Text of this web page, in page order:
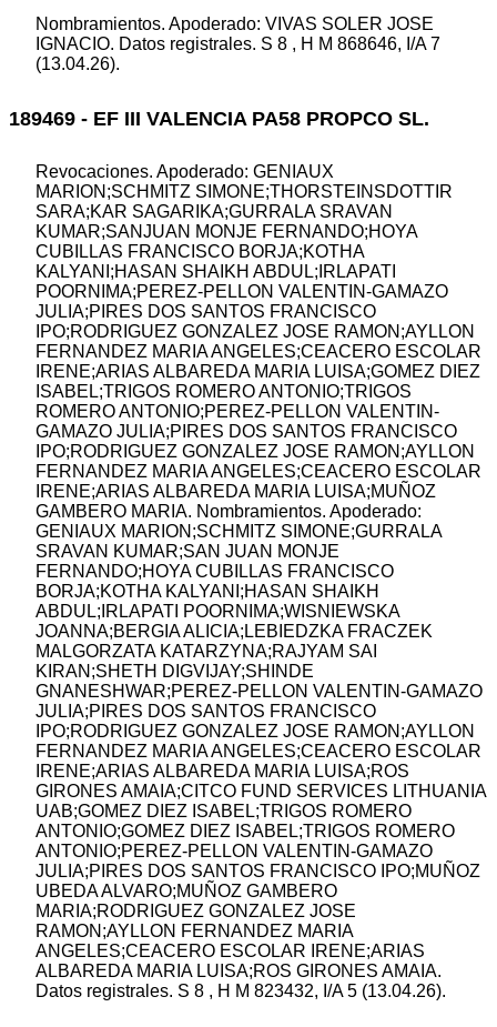
Nombramientos. Apoderado: VIVAS SOLER JOSE
IGNACIO. Datos registrales. S 8 , H M 868646, I/A 7
(13.04.26).
189469 - EF III VALENCIA PA58 PROPCO SL.
Revocaciones. Apoderado: GENIAUX
MARION;SCHMITZ SIMONE;THORSTEINSDOTTIR
SARA;KAR SAGARIKA;GURRALA SRAVAN
KUMAR;SANJUAN MONJE FERNANDO;HOYA
CUBILLAS FRANCISCO BORJA;KOTHA
KALYANI;HASAN SHAIKH ABDUL;IRLAPATI
POORNIMA;PEREZ-PELLON VALENTIN-GAMAZO
JULIA;PIRES DOS SANTOS FRANCISCO
IPO;RODRIGUEZ GONZALEZ JOSE RAMON;AYLLON
FERNANDEZ MARIA ANGELES;CEACERO ESCOLAR
IRENE;ARIAS ALBAREDA MARIA LUISA;GOMEZ DIEZ
ISABEL;TRIGOS ROMERO ANTONIO;TRIGOS
ROMERO ANTONIO;PEREZ-PELLON VALENTIN-
GAMAZO JULIA;PIRES DOS SANTOS FRANCISCO
IPO;RODRIGUEZ GONZALEZ JOSE RAMON;AYLLON
FERNANDEZ MARIA ANGELES;CEACERO ESCOLAR
IRENE;ARIAS ALBAREDA MARIA LUISA;MUÑOZ
GAMBERO MARIA. Nombramientos. Apoderado:
GENIAUX MARION;SCHMITZ SIMONE;GURRALA
SRAVAN KUMAR;SAN JUAN MONJE
FERNANDO;HOYA CUBILLAS FRANCISCO
BORJA;KOTHA KALYANI;HASAN SHAIKH
ABDUL;IRLAPATI POORNIMA;WISNIEWSKA
JOANNA;BERGIA ALICIA;LEBIEDZKA FRACZEK
MALGORZATA KATARZYNA;RAJYAM SAI
KIRAN;SHETH DIGVIJAY;SHINDE
GNANESHWAR;PEREZ-PELLON VALENTIN-GAMAZO
JULIA;PIRES DOS SANTOS FRANCISCO
IPO;RODRIGUEZ GONZALEZ JOSE RAMON;AYLLON
FERNANDEZ MARIA ANGELES;CEACERO ESCOLAR
IRENE;ARIAS ALBAREDA MARIA LUISA;ROS
GIRONES AMAIA;CITCO FUND SERVICES LITHUANIA
UAB;GOMEZ DIEZ ISABEL;TRIGOS ROMERO
ANTONIO;GOMEZ DIEZ ISABEL;TRIGOS ROMERO
ANTONIO;PEREZ-PELLON VALENTIN-GAMAZO
JULIA;PIRES DOS SANTOS FRANCISCO IPO;MUÑOZ
UBEDA ALVARO;MUÑOZ GAMBERO
MARIA;RODRIGUEZ GONZALEZ JOSE
RAMON;AYLLON FERNANDEZ MARIA
ANGELES;CEACERO ESCOLAR IRENE;ARIAS
ALBAREDA MARIA LUISA;ROS GIRONES AMAIA.
Datos registrales. S 8 , H M 823432, I/A 5 (13.04.26).